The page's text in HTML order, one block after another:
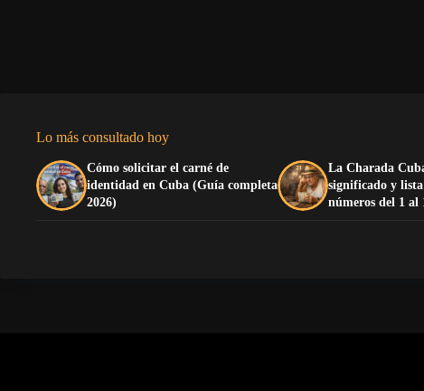
Lo más consultado hoy
Cómo solicitar el carné de
identidad en Cuba (Guía completa
2026)
La Charada
significado y
números del 1 al